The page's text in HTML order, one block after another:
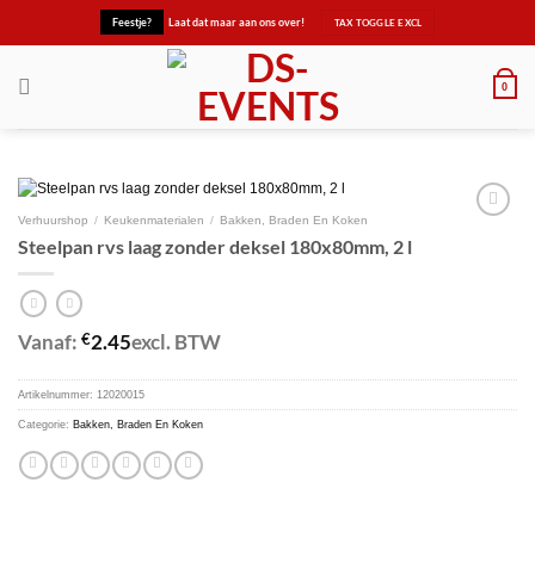
Feestje? Laat dat maar aan ons over!
0
Verhuurshop / Keukenmaterialen / Bakken, Braden En Koken
Steelpan rvs laag zonder deksel 180x80mm, 2 l
Vanaf: €2.45excl. BTW
Artikelnummer: 12020015
Categorie: Bakken, Braden En Koken